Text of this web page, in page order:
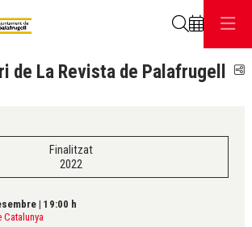
de La Revista de Palafrugell
Finalitzat
2022
| 19:00 h